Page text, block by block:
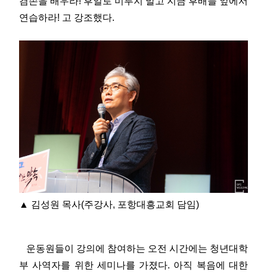
연습하라! 고 강조했다.
▲ 김성원 목사(주강사, 포항대흥교회 담임)
운동원들이 강의에 참여하는 오전 시간에는 청년대학
부 사역자를 위한 세미나를 가졌다. 아직 복음에 대한